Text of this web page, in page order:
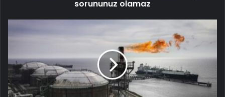
sorununuz olamaz